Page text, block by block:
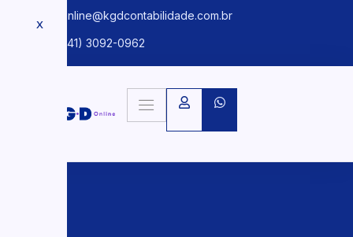
kgdonline@kgdcontabilidade.com.br
+55 (41) 3092-0962
X